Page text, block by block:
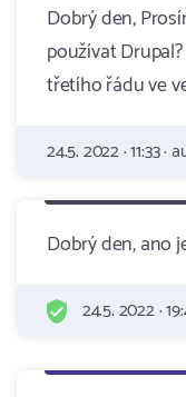
Dobrý den,
používat
třetího řádu ve
24.5. 2022 · 11:33 ·
Dobrý den, ano
24.5. 2022 ·